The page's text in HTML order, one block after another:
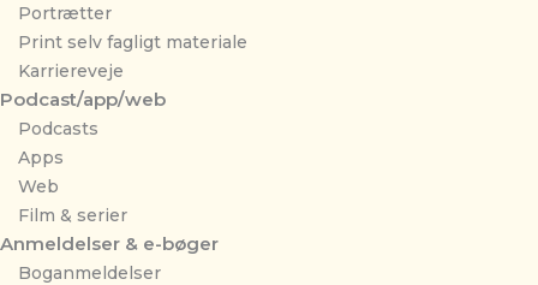
Portrætter
Print selv fagligt materiale
Karriereveje
Podcast/app/web
Podcasts
Apps
Web
Film & serier
Anmeldelser & e-bøger
Boganmeldelser